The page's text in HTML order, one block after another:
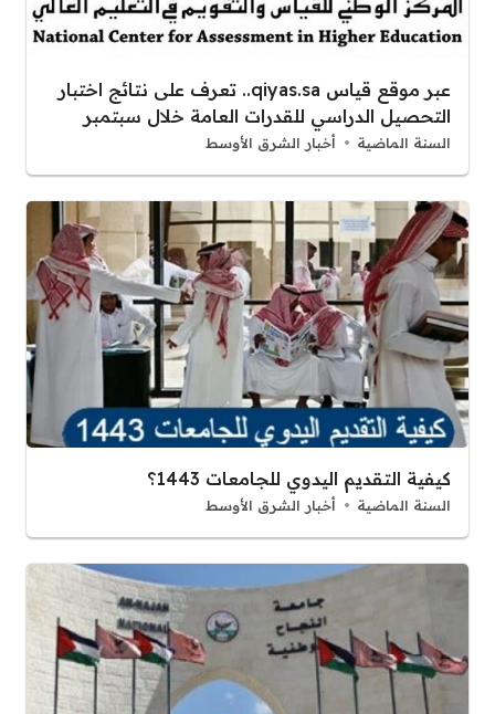
عبر موقع قياس qiyas.sa.. تعرف على نتائج اختبار
التحصيل الدراسي للقدرات العامة خلال سبتمبر
السنة الماضية أخبار الشرق الأوسط
كيفية التقديم اليدوي للجامعات 1443؟
السنة الماضية أخبار الشرق الأوسط